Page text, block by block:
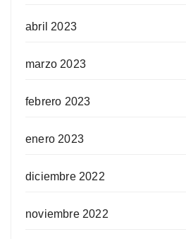
abril 2023
marzo 2023
febrero 2023
enero 2023
diciembre 2022
noviembre 2022